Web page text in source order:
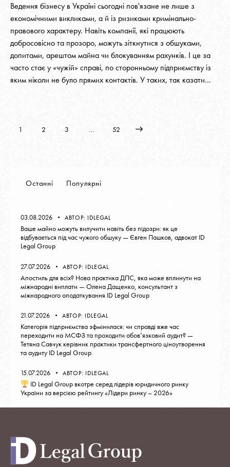
Ведення бізнесу в Україні сьогодні пов'язане не лише з
економічними викликами, а й із ризиками кримінально-
правового характеру. Навіть компанії, які працюють
добросовісно та прозоро, можуть зіткнутися з обшуками,
допитами, арештом майна чи блокуванням рахунків. І це за
часто стає у «чужій» справі, по сторонньому підприємству із
яким ніколи не було прямих контактів. У таких, так казати…
1 2 3 … 52
>
Останні Популярні
03.08.2026 АВТОР: IDLEGAL
Ваше майно можуть вилучити навіть без підозри: як це
відбувається під час чужого обшуку — Євген Пашков, адвокат ID
Legal Group
27.07.2026 АВТОР: IDLEGAL
Апостиль для всіх? Нова практика ДПС, яка може вплинути на
міжнародні виплати — Олена Дащенко, консультант з
міжнародного оподаткування ID Legal Group
21.07.2026 АВТОР: IDLEGAL
Категорія підприємства зфмінилася: чи справді вже час
переходити на МСФЗ та проходити обов’язковий аудит? —
Тетяна Савчук керівник практики трансфертного ціноутворення
та аудиту ID Legal Group
15.07.2026 АВТОР: IDLEGAL
ID Legal Group вкотре серед лідерів юридичного ринку
України за версією рейтингу «Лідери ринку – 2026»